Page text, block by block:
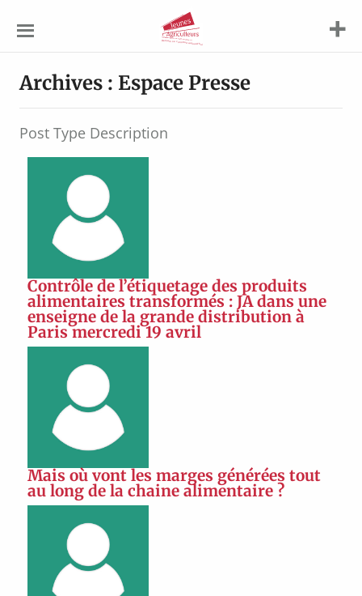
Agriculteurs
Archives : Espace Presse
Post Type Description
Contrôle de l’étiquetage des produits
alimentaires transformés : JA dans une
enseigne de la grande distribution à
Paris mercredi 19 avril
Mais où vont les marges générées tout
au long de la chaine alimentaire ?